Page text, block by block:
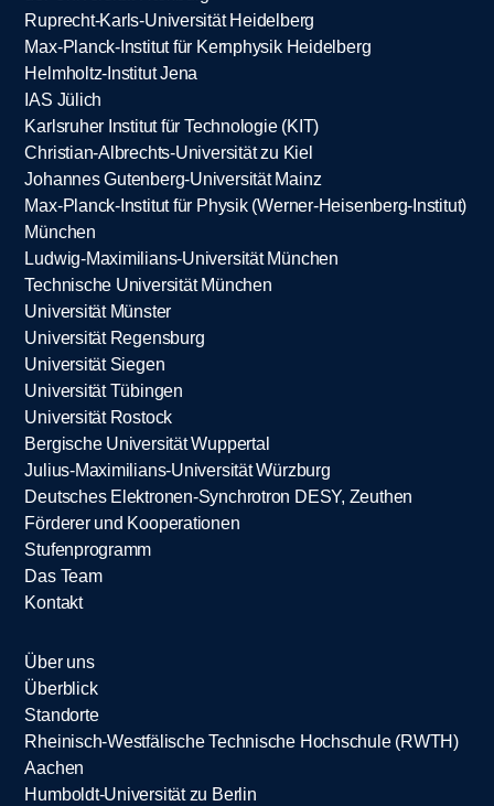
Ruprecht-Karls-Universität Heidelberg
Max-Planck-Institut für Kernphysik Heidelberg
Helmholtz-Institut Jena
IAS Jülich
Karlsruher Institut für Technologie (KIT)
Christian-Albrechts-Universität zu Kiel
Johannes Gutenberg-Universität Mainz
Max-Planck-Institut für Physik (Werner-Heisenberg-Institut)
München
Ludwig-Maximilians-Universität München
Technische Universität München
Universität Münster
Universität Regensburg
Universität Siegen
Universität Tübingen
Universität Rostock
Bergische Universität Wuppertal
Julius-Maximilians-Universität Würzburg
Deutsches Elektronen-Synchrotron DESY, Zeuthen
Förderer und Kooperationen
Stufenprogramm
Das Team
Kontakt
Über uns
Überblick
Standorte
Rheinisch-Westfälische Technische Hochschule (RWTH)
Aachen
Humboldt-Universität zu Berlin